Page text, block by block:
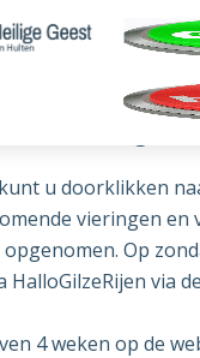
vieringen
u doorklikken
vieringen en
Op
via
4 weken op de